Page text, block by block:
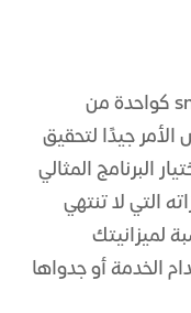
قبل أن تبدأ في إطلاق خدمة رسائل sms كواحدة من
جيدًا لتحقيق
البرنامج المثالي
التي لا تنتهي
لميزانيتك
الخدمة أو جدواها